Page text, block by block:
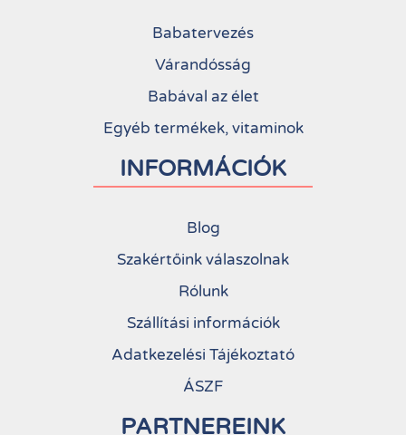
Babatervezés
Várandósság
Babával az élet
Egyéb termékek, vitaminok
INFORMÁCIÓK
Blog
Szakértőink válaszolnak
Rólunk
Szállítási információk
Adatkezelési Tájékoztató
ÁSZF
PARTNEREINK